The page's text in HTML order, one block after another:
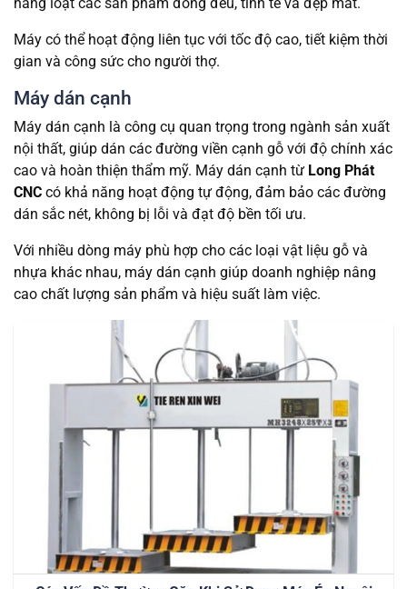
Máy có thể hoạt động liên tục với tốc độ cao, tiết kiệm thời
gian và công sức cho người thợ.
Máy dán cạnh
Máy dán cạnh là công cụ quan trọng trong ngành sản xuất
nội thất, giúp dán các đường viền cạnh gỗ với độ chính xác
cao và hoàn thiện thẩm mỹ. Máy dán cạnh từ Long Phát
CNC có khả năng hoạt động tự động, đảm bảo các đường
dán sắc nét, không bị lỗi và đạt độ bền tối ưu.
Với nhiều dòng máy phù hợp cho các loại vật liệu gỗ và
nhựa khác nhau, máy dán cạnh giúp doanh nghiệp nâng
cao chất lượng sản phẩm và hiệu suất làm việc.